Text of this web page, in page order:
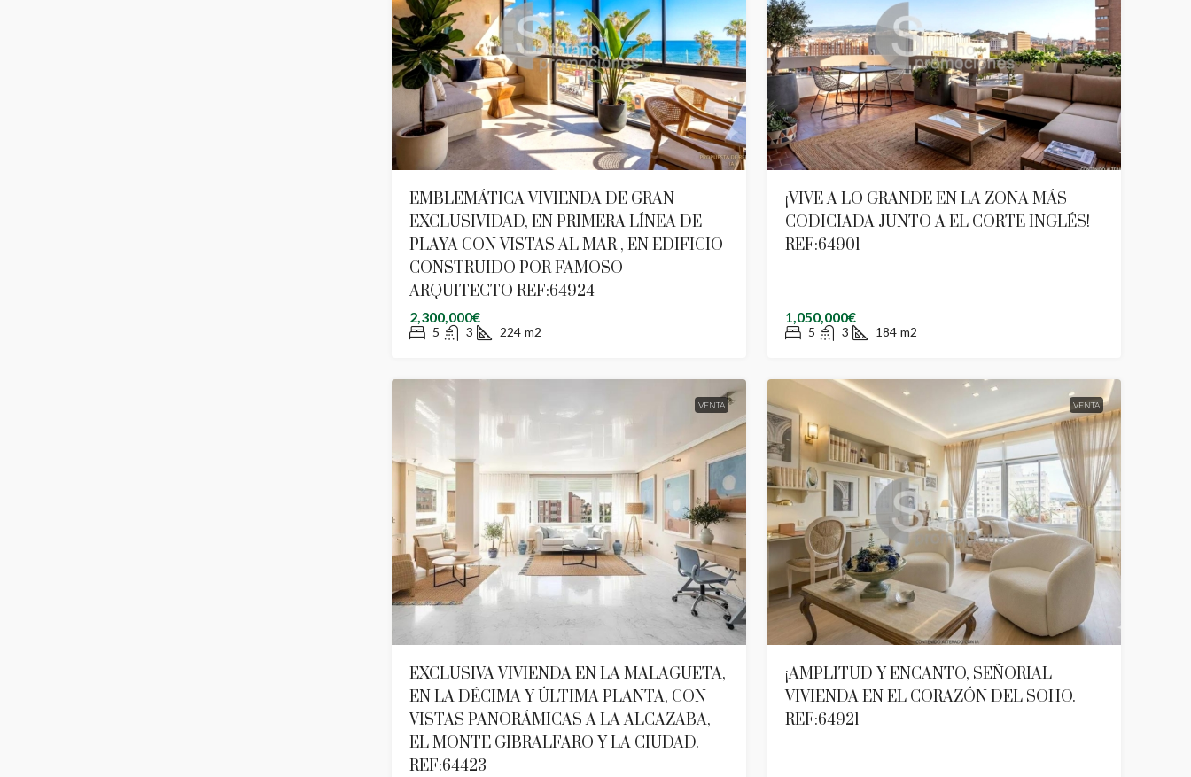
EMBLEMÁTICA VIVIENDA DE GRAN
EXCLUSIVIDAD, EN PRIMERA LÍNEA DE
PLAYA CON VISTAS AL MAR , EN EDIFICIO
CONSTRUIDO POR FAMOSO
ARQUITECTO REF:64924
2,300,000€
5 3 224 m2
¡VIVE A LO GRANDE EN LA ZONA MÁS
CODICIADA JUNTO A EL CORTE INGLÉS!
REF:64901
1,050,000€
5 3 184 m2
VENTA
EXCLUSIVA VIVIENDA EN LA MALAGUETA,
EN LA DÉCIMA Y ÚLTIMA PLANTA, CON
VISTAS PANORÁMICAS A LA ALCAZABA,
EL MONTE GIBRALFARO Y LA CIUDAD.
REF:64423
VENTA
¡AMPLITUD Y ENCANTO, SEÑORIAL
VIVIENDA EN EL CORAZÓN DEL SOHO.
REF:64921